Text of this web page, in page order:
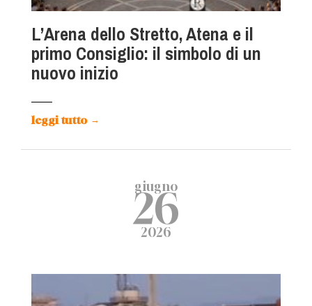
L’Arena dello Stretto, Atena e il
primo Consiglio: il simbolo di un
nuovo inizio
leggi tutto →
giugno
26
2026